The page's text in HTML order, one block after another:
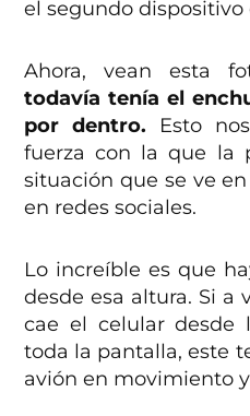
el segundo dispositivo
Ahora, vean esta
todavía tenía el
por dentro. Esto
fuerza con la que la
situación que se ve
en redes sociales.
Lo increíble es que
desde esa altura. Si a
cae el celular desde
toda la pantalla, este
avión en movimiento